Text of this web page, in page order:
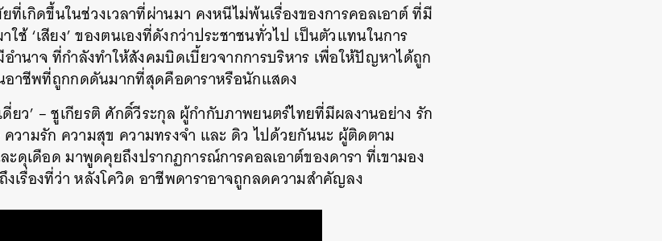
เกิดขึ้นในช่วงเวลาที่ผ่านมา คงหนีไม่พ้นเรื่องของการคอลเอาต์ ที่มี
ใช้ ‘เสียง’ ของตนเองที่ดังกว่าประชาชนทั่วไป เป็นตัวแทนในการ
ำนาจ ที่กำลังทำให้สังคมบิดเบี้ยวจากการบริหาร เพื่อให้ปัญหาได้ถูก
อาชีพที่ถูกกดดันมากที่สุดคือดาราหรือนักแสดง
ยว’ – ชูเกียรติ ศักดิ์วีระกุล ผู้กำกับภาพยนตร์ไทยที่มีผลงานอย่าง รัก
ความรัก ความสุข ความทรงจำ และ ดิว ไปด้วยกันนะ ผู้ติดตาม
ดุเดือด มาพูดคุยถึงปรากฏการณ์การคอลเอาต์ของดารา ที่เขามอง
งเรื่องที่ว่า หลังโควิด อาชีพดาราอาจถูกลดความสำคัญลง